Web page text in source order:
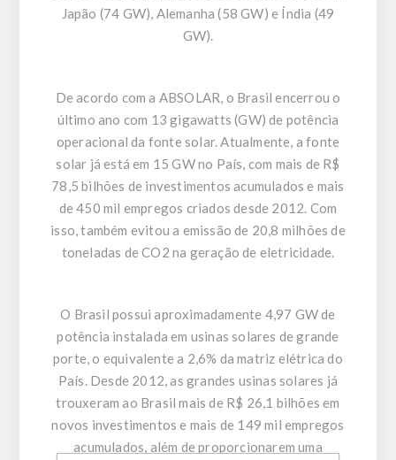
Japão (74 GW), Alemanha (58 GW) e Índia (49
GW).
De acordo com a ABSOLAR, o Brasil encerrou o
último ano com 13 gigawatts (GW) de potência
operacional da fonte solar. Atualmente, a fonte
solar já está em 15 GW no País, com mais de R$
78,5 bilhões de investimentos acumulados e mais
de 450 mil empregos criados desde 2012. Com
isso, também evitou a emissão de 20,8 milhões de
toneladas de CO2 na geração de eletricidade.
O Brasil possui aproximadamente 4,97 GW de
potência instalada em usinas solares de grande
porte, o equivalente a 2,6% da matriz elétrica do
País. Desde 2012, as grandes usinas solares já
trouxeram ao Brasil mais de R$ 26,1 bilhões em
novos investimentos e mais de 149 mil empregos
acumulados, além de proporcionarem uma